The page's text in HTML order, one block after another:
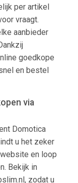
per artikel
vraagt.
aanbieder
goedkope
en bestel
via
Domotica
u het zeker
en loop
Bekijk in
zodat u